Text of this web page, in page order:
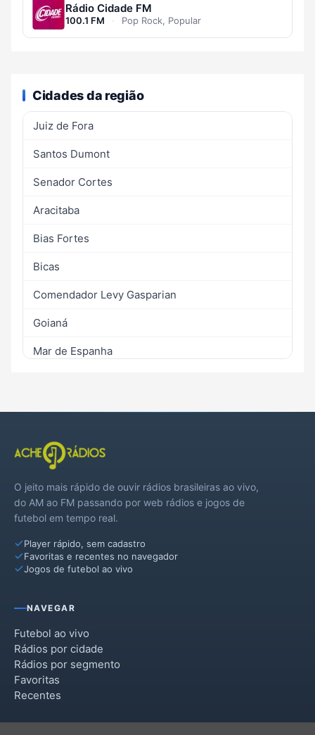
Rádio Cidade FM
100.1 FM · Pop Rock, Popular
Cidades da região
Juiz de Fora
Santos Dumont
Senador Cortes
Aracitaba
Bias Fortes
Bicas
Comendador Levy Gasparian
Goianá
Mar de Espanha
Santana do Deserto
O jeito mais rápido de ouvir rádios brasileiras ao vivo,
do AM ao FM passando por web rádios e jogos de
futebol em tempo real.
Player rápido, sem cadastro
Favoritas e recentes no navegador
Jogos de futebol ao vivo
NAVEGAR
Futebol ao vivo
Rádios por cidade
Rádios por segmento
Favoritas
Recentes